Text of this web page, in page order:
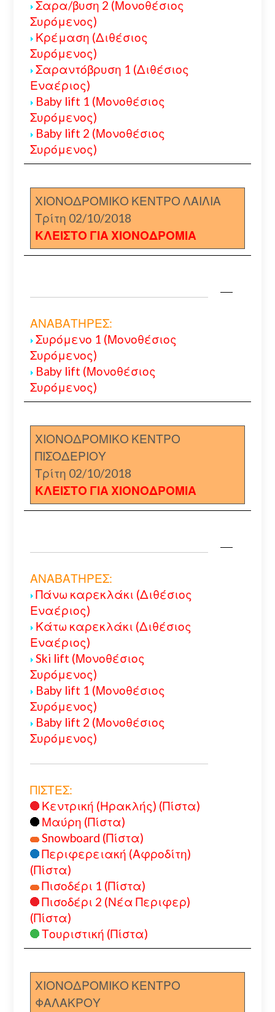
Σαρα/βυση 2 (Μονοθέσιος
Συρόμενος)
Κρέμαση (Διθέσιος
Συρόμενος)
Σαραντόβρυση 1 (Διθέσιος
Εναέριος)
Baby lift 1 (Μονοθέσιος
Συρόμενος)
Baby lift 2 (Μονοθέσιος
Συρόμενος)
ΧΙΟΝΟΔΡΟΜΙΚΟ ΚΕΝΤΡΟ ΛΑΙΛΙΑ
Τρίτη 02/10/2018
ΚΛΕΙΣΤΟ ΓΙΑ ΧΙΟΝΟΔΡΟΜΙΑ
ΑΝΑΒΑΤΗΡΕΣ:
Συρόμενο 1 (Μονοθέσιος
Συρόμενος)
Baby lift (Μονοθέσιος
Συρόμενος)
ΧΙΟΝΟΔΡΟΜΙΚΟ ΚΕΝΤΡΟ
ΠΙΣΟΔΕΡΙΟΥ
Τρίτη 02/10/2018
ΚΛΕΙΣΤΟ ΓΙΑ ΧΙΟΝΟΔΡΟΜΙΑ
ΑΝΑΒΑΤΗΡΕΣ:
Πάνω καρεκλάκι (Διθέσιος
Εναέριος)
Κάτω καρεκλάκι (Διθέσιος
Εναέριος)
Ski lift (Μονοθέσιος
Συρόμενος)
Baby lift 1 (Μονοθέσιος
Συρόμενος)
Baby lift 2 (Μονοθέσιος
Συρόμενος)
ΠΙΣΤΕΣ:
Κεντρική (Ηρακλής) (Πίστα)
Μαύρη (Πίστα)
Snowboard (Πίστα)
Περιφερειακή (Αφροδίτη)
(Πίστα)
Πισοδέρι 1 (Πίστα)
Πισοδέρι 2 (Νέα Περιφερ)
(Πίστα)
Τουριστική (Πίστα)
ΧΙΟΝΟΔΡΟΜΙΚΟ ΚΕΝΤΡΟ
ΦΑΛΑΚΡΟΥ